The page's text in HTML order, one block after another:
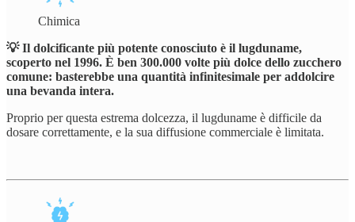
Chimica
💡 Il dolcificante più potente conosciuto è il lugduname,
scoperto nel 1996. È ben 300.000 volte più dolce dello zucchero
comune: basterebbe una quantità infinitesimale per addolcire
una bevanda intera.
Proprio per questa estrema dolcezza, il lugduname è difficile da
dosare correttamente, e la sua diffusione commerciale è limitata.